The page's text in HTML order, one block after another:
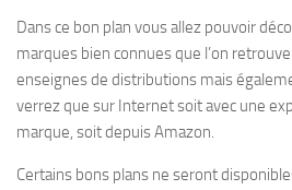
Dans ce bon plan vous allez pouvoir
marques bien connues que l’on
enseignes de distributions mais
verrez que sur Internet soit avec une
marque, soit depuis Amazon.
Certains bons plans ne seront